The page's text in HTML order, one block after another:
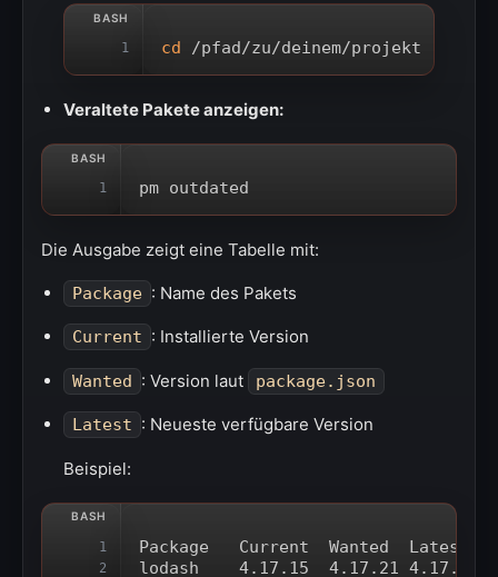
1 cd /pfad/zu/deinem/projekt
Veraltete Pakete anzeigen:
1 pm outdated
Die Ausgabe zeigt eine Tabelle mit:
Package : Name des Pakets
Current : Installierte Version
Wanted : Version laut package.json
Latest : Neueste verfügbare Version
Beispiel:
1
2
Package   Current  Wanted  Latest
lodash    4.17.15  4.17.21 4.17.21